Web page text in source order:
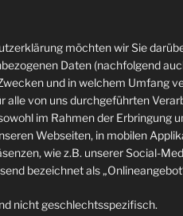
möchten wir Sie
Daten (nachfolgend
und in welchem Umfang
alle von uns durchgeführten
im Rahmen der Erbringung
Webseiten, in mobilen
wie z.B. unserer Social-
bezeichnet als
nicht geschlechtsspezifisch.